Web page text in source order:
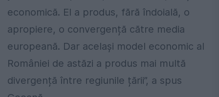
economică. El a produs, fără îndoială, o
apropiere, o convergență către media
europeană. Dar același model economic al
României de astăzi a produs mai multă
divergență între regiunile țării”, a spus